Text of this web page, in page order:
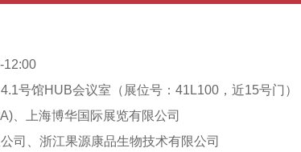
12:00
号馆HUB会议室（展位号：41L100，近15号门）
、上海博华国际展览有限公司
司、浙江果源康品生物技术有限公司